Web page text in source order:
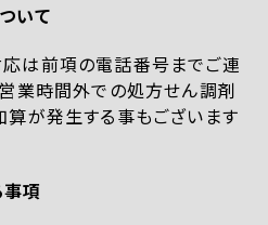
いて
は前項の電話番号までご連
営業時間外での処方せん調剤
算が発生する事もございます
項